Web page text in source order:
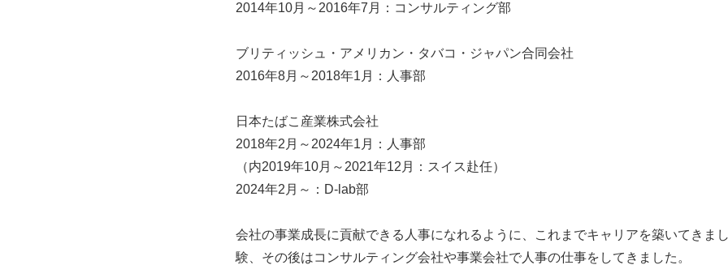
2014年10月～2016年7月：コンサルティング部
ブリティッシュ・アメリカン・タバコ・ジャパン合同会社
2016年8月～2018年1月：人事部
日本たばこ産業株式会社
2018年2月～2024年1月：人事部
（内2019年10月～2021年12月：スイス赴任）
2024年2月～：D-lab部
会社の事業成長に貢献できる人事になれるように、これまでキャリアを築いてきま
験、その後はコンサルティング会社や事業会社で人事の仕事をしてきました。